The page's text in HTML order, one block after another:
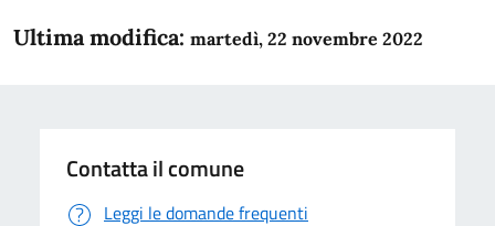
Ultima modifica: martedì, 22 novembre 2022
Contatta il comune
Leggi le domande frequenti